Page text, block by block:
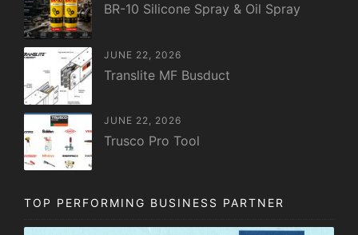
BR-10 Silicone Spray & Oil Spray
JUNE 22, 2026
Translite MF Busduct
JUNE 22, 2026
Trusco Pro Tool
TOP PERFORMING BUSINESS PARTNER